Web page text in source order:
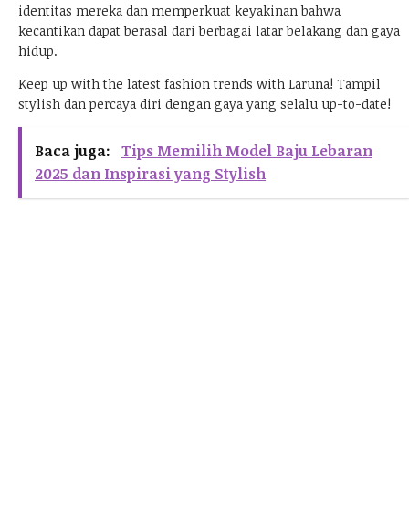
identitas mereka dan memperkuat keyakinan bahwa
kecantikan dapat berasal dari berbagai latar belakang dan gaya
hidup.
Keep up with the latest fashion trends with Laruna! Tampil
stylish dan percaya diri dengan gaya yang selalu up-to-date!
Baca juga: Tips Memilih Model Baju Lebaran
2025 dan Inspirasi yang Stylish